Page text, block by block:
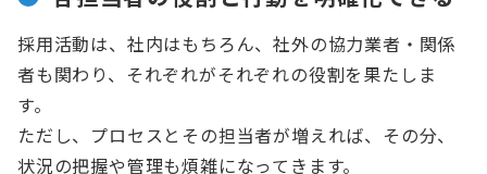
採用活動は、社内はもちろん、社外の協力業者・関係
者も関わり、それぞれがそれぞれの役割を果たしま
す。
ただし、プロセスとその担当者が増えれば、その分、
状況の把握や管理も煩雑になってきます。